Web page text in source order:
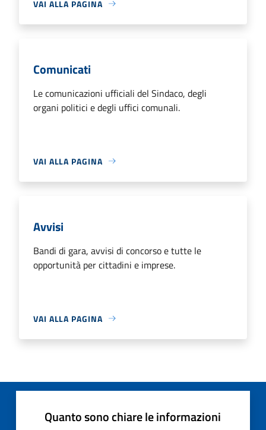
VAI ALLA PAGINA
Comunicati
Le comunicazioni ufficiali del Sindaco, degli
organi politici e degli uffici comunali.
VAI ALLA PAGINA
Avvisi
Bandi di gara, avvisi di concorso e tutte le
opportunità per cittadini e imprese.
VAI ALLA PAGINA
Quanto sono chiare le informazioni